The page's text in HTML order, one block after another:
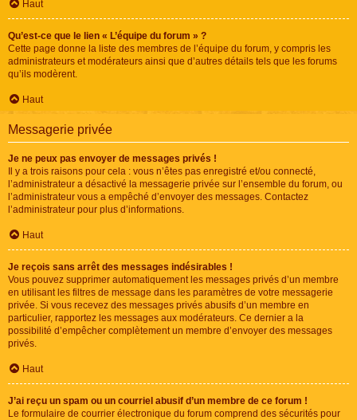
Haut
Qu’est-ce que le lien « L’équipe du forum » ?
Cette page donne la liste des membres de l’équipe du forum, y compris les
administrateurs et modérateurs ainsi que d’autres détails tels que les forums
qu’ils modèrent.
Haut
Messagerie privée
Je ne peux pas envoyer de messages privés !
Il y a trois raisons pour cela : vous n’êtes pas enregistré et/ou connecté,
l’administrateur a désactivé la messagerie privée sur l’ensemble du forum, ou
l’administrateur vous a empêché d’envoyer des messages. Contactez
l’administrateur pour plus d’informations.
Haut
Je reçois sans arrêt des messages indésirables !
Vous pouvez supprimer automatiquement les messages privés d’un membre
en utilisant les filtres de message dans les paramètres de votre messagerie
privée. Si vous recevez des messages privés abusifs d’un membre en
particulier, rapportez les messages aux modérateurs. Ce dernier a la
possibilité d’empêcher complètement un membre d’envoyer des messages
privés.
Haut
J’ai reçu un spam ou un courriel abusif d’un membre de ce forum !
Le formulaire de courrier électronique du forum comprend des sécurités pour